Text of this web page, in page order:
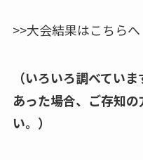
>>大会結果はこちらへ
（いろいろ調べてい
あった場合、ご存知
い。）